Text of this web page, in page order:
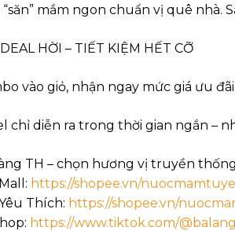
mắm ngon chuẩn vị quê nhà.
HỜI – TIẾT KIỆM HẾT CỠ
vào giỏ, nhận ngay mức giá ưu
chỉ diễn ra trong thời gian ngắn –
TH – chọn hương vị truyền
https://shopee.vn/
Thích: https://shopee.vn/
https://www.tiktok.com/